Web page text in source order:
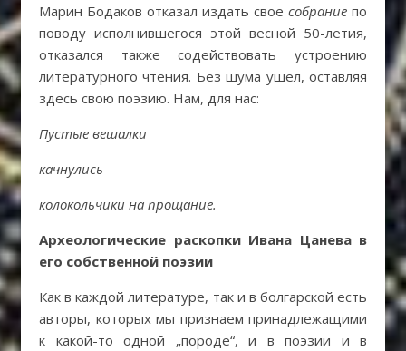
Марин Бодаков отказал издать свое собрание по
поводу исполнившегося этой весной 50-летия,
отказался также содействовать устроению
литературного чтения. Без шума ушел, оставляя
здесь свою поэзию. Нам, для нас:
Пустые вешалки
качнулись –
колокольчики на прощание.
Археологические раскопки Ивана Цанева в
его собственной поэзии
Как в каждой литературе, так и в болгарской есть
авторы, которых мы признаем принадлежащими
к какой-то одной „породе“, и в поэзии и в